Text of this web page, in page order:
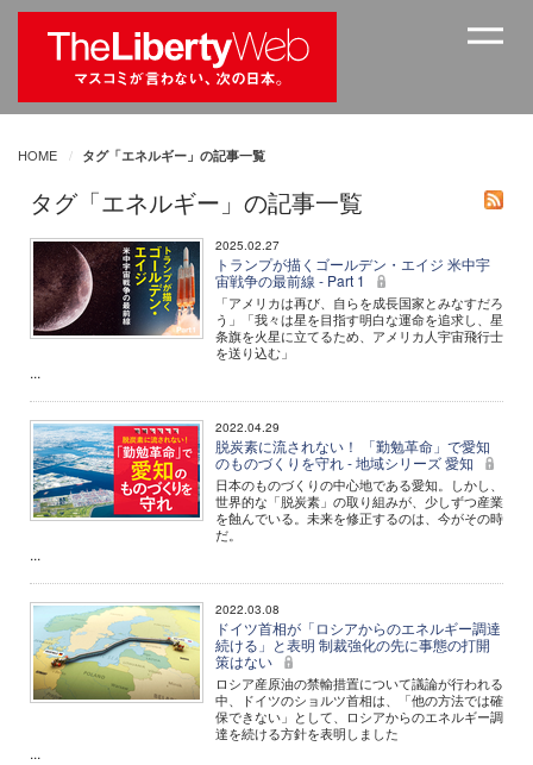
HOME タグ「エネルギー」の記事一覧
タグ「エネルギー」の記事一覧
2025.02.27
トランプが描くゴールデン・エイジ 米中宇
宙戦争の最前線 - Part 1
「アメリカは再び、自らを成長国家とみなすだろ
う」「我々は星を目指す明白な運命を追求し、星
条旗を火星に立てるため、アメリカ人宇宙飛行士
を送り込む」
...
2022.04.29
脱炭素に流されない！ 「勤勉革命」で愛知
のものづくりを守れ - 地域シリーズ 愛知
日本のものづくりの中心地である愛知。しかし、
世界的な「脱炭素」の取り組みが、少しずつ産業
を蝕んでいる。未来を修正するのは、今がその時
だ。
...
2022.03.08
ドイツ首相が「ロシアからのエネルギー調達
続ける」と表明 制裁強化の先に事態の打開
策はない
ロシア産原油の禁輸措置について議論が行われる
中、ドイツのショルツ首相は、「他の方法では確
保できない」として、ロシアからのエネルギー調
達を続ける方針を表明しました
...